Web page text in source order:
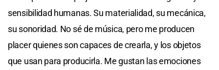
sensibilidad humanas. Su materialidad, su mecánica,
su sonoridad. No sé de música, pero me producen
placer quienes son capaces de crearla, y los objetos
que usan para producirla. Me gustan las emociones